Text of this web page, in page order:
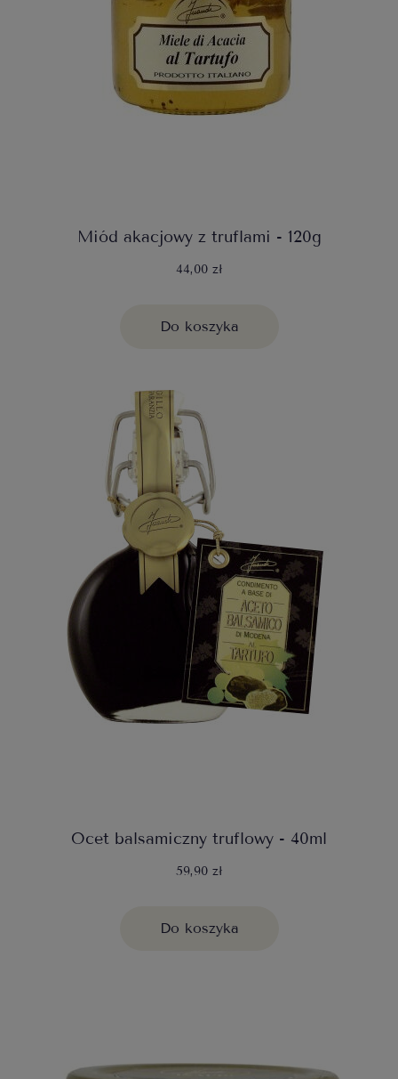
Miód akacjowy z truflami - 120g
44,00 zł
Do koszyka
Ocet balsamiczny truflowy - 40ml
59,90 zł
Do koszyka